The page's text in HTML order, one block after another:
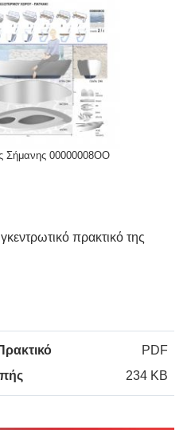
Σήμανης 00000008ΟΟ
πρακτικό της
PDF
234 KB